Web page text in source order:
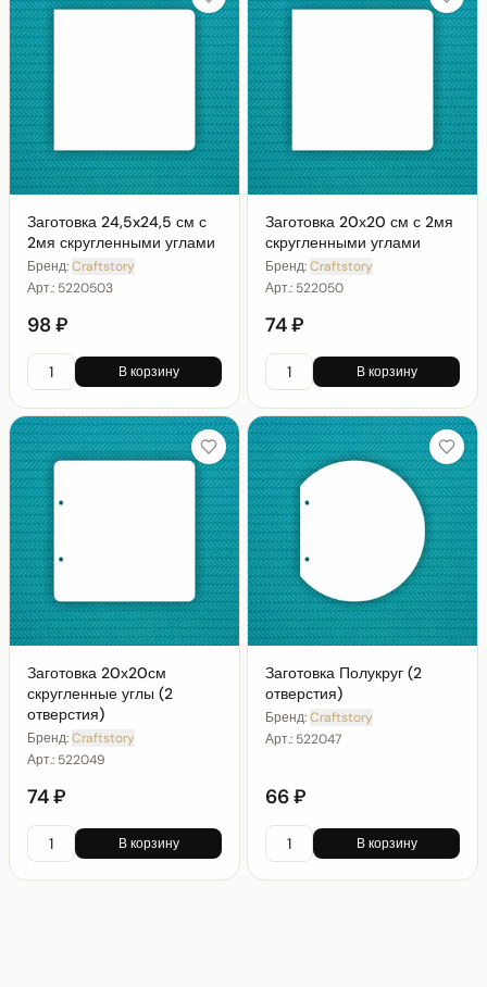
Заготовка 24,5x24,5 см с
2мя скругленными углами
Бренд:Craftstory
Арт.: 5220503
98 ₽
В корзину
Заготовка 20х20 см с 2мя
скругленными углами
Бренд:Craftstory
Арт.: 522050
74 ₽
В корзину
Заготовка 20х20см
скругленные углы (2
отверстия)
Бренд:Craftstory
Арт.: 522049
74 ₽
В корзину
Заготовка Полукруг (2
отверстия)
Бренд:Craftstory
Арт.: 522047
66 ₽
В корзину